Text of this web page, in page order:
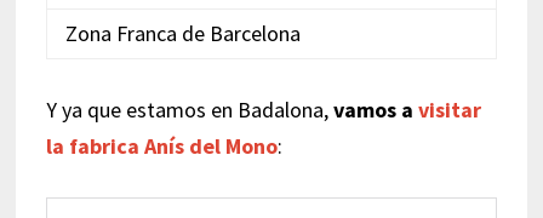
Zona Franca de Barcelona
Y ya que estamos en Badalona,vamos a visitar
la fabrica Anís del Mono: